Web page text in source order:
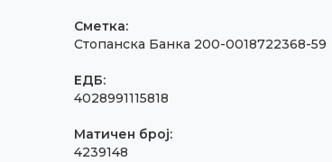
Сметка:
Стопанска Банка 200-0018722368-59
ЕДБ:
4028991115818
Матичен број:
4239148